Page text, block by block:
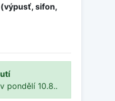
sifon,
pondělí 10.8..